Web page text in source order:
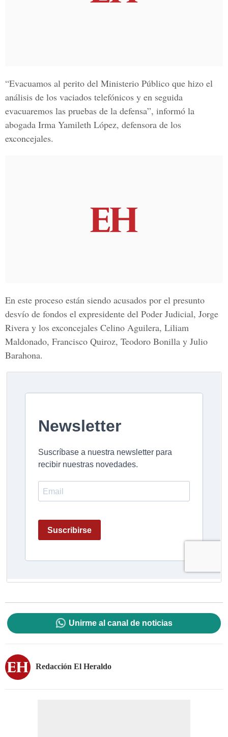
“Evacuamos al perito del Ministerio Público que hizo el
análisis de los vaciados telefónicos y en seguida
evacuaremos las pruebas de la defensa”, informó la
abogada Irma Yamileth López, defensora de los
exconcejales.
En este proceso están siendo acusados por el presunto
desvío de fondos el expresidente del Poder Judicial, Jorge
Rivera y los exconcejales Celino Aguilera, Liliam
Maldonado, Francisco Quiroz, Teodoro Bonilla y Julio
Barahona.
Unirme al canal de noticias
Redacción El Heraldo